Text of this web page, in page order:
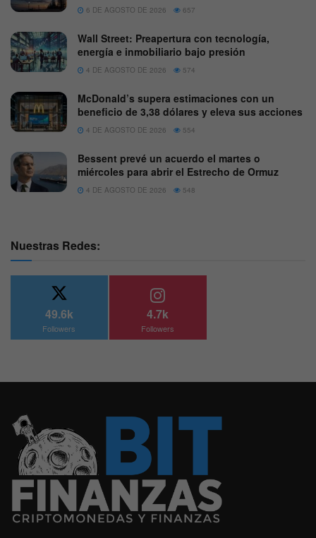
6 DE AGOSTO DE 2026 657
Wall Street: Preapertura con tecnología,
energía e inmobiliario bajo presión
4 DE AGOSTO DE 2026 574
McDonald’s supera estimaciones con un
beneficio de 3,38 dólares y eleva sus acciones
4 DE AGOSTO DE 2026 554
Bessent prevé un acuerdo el martes o
miércoles para abrir el Estrecho de Ormuz
4 DE AGOSTO DE 2026 548
Nuestras Redes:
49.6k
Followers
4.7k
Followers